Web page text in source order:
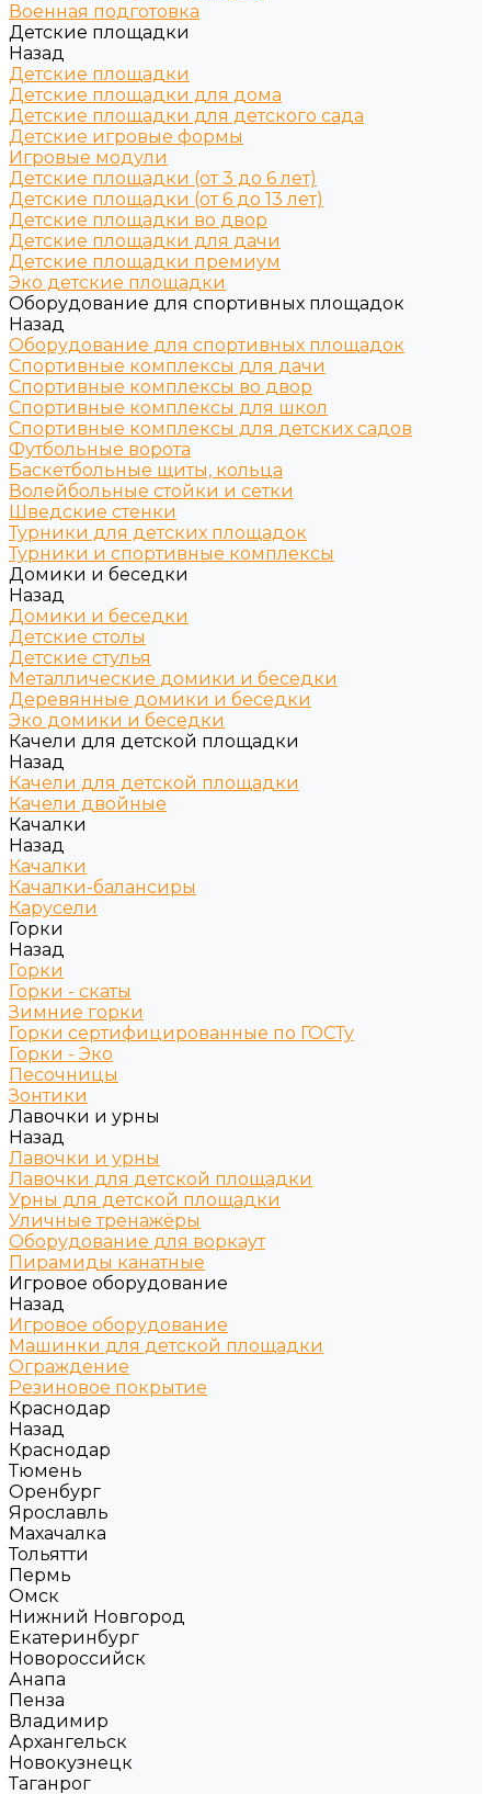
Военная подготовка
Детские площадки
Назад
Детские площадки
Детские площадки для дома
Детские площадки для детского сада
Детские игровые формы
Игровые модули
Детские площадки (от 3 до 6 лет)
Детские площадки (от 6 до 13 лет)
Детские площадки во двор
Детские площадки для дачи
Детские площадки премиум
Эко детские площадки
Оборудование для спортивных площадок
Назад
Оборудование для спортивных площадок
Спортивные комплексы для дачи
Спортивные комплексы во двор
Спортивные комплексы для школ
Спортивные комплексы для детских садов
Футбольные ворота
Баскетбольные щиты, кольца
Волейбольные стойки и сетки
Шведские стенки
Турники для детских площадок
Турники и спортивные комплексы
Домики и беседки
Назад
Домики и беседки
Детские столы
Детские стулья
Металлические домики и беседки
Деревянные домики и беседки
Эко домики и беседки
Качели для детской площадки
Назад
Качели для детской площадки
Качели двойные
Качалки
Назад
Качалки
Качалки-балансиры
Карусели
Горки
Назад
Горки
Горки - скаты
Зимние горки
Горки сертифицированные по ГОСТу
Горки - Эко
Песочницы
Зонтики
Лавочки и урны
Назад
Лавочки и урны
Лавочки для детской площадки
Урны для детской площадки
Уличные тренажёры
Оборудование для воркаут
Пирамиды канатные
Игровое оборудование
Назад
Игровое оборудование
Машинки для детской площадки
Ограждение
Резиновое покрытие
Краснодар
Назад
Краснодар
Тюмень
Оренбург
Ярославль
Махачалка
Тольятти
Пермь
Омск
Нижний Новгород
Екатеринбург
Новороссийск
Анапа
Пенза
Владимир
Архангельск
Новокузнецк
Таганрог